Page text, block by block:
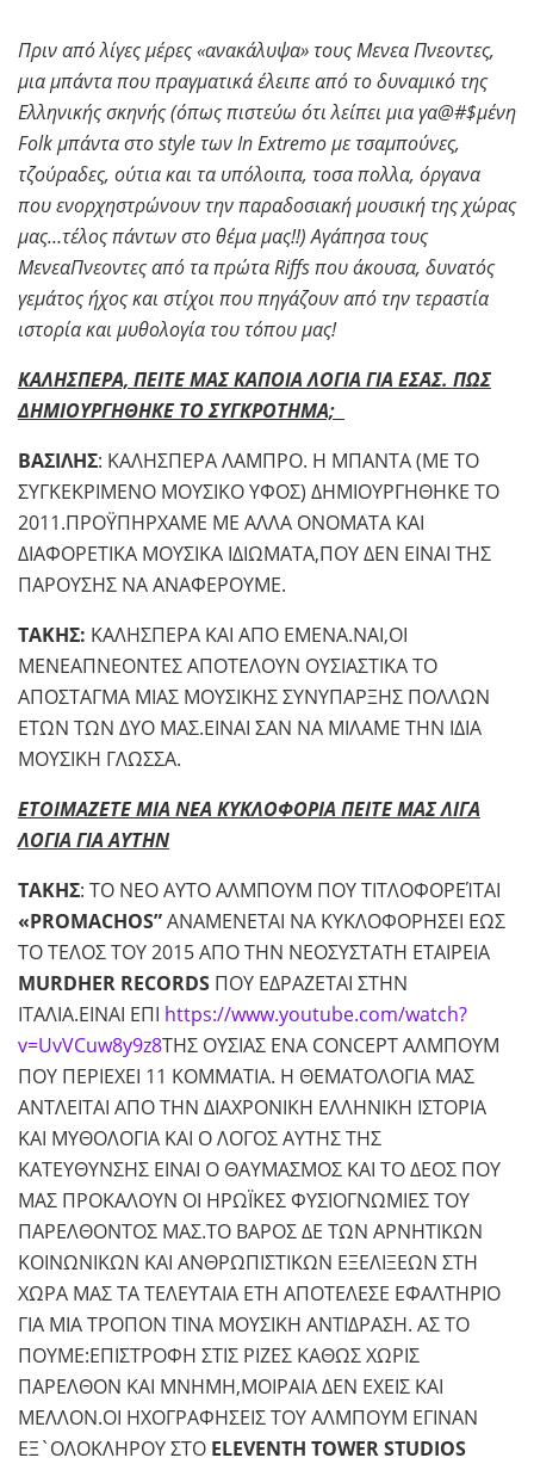
Πριν από λίγες μέρες «ανακάλυψα» τους Μενεα Πνεοντες,
μια μπάντα που πραγματικά έλειπε από το δυναμικό της
Ελληνικής σκηνής (όπως πιστεύω ότι λείπει μια γα@#$μένη
Folk μπάντα στο style των InExtremo με τσαμπούνες,
τζούραδες, ούτια και τα υπόλοιπα, τοσα πολλα, όργανα
που ενορχηστρώνουν την παραδοσιακή μουσική της χώρας
μας…τέλος πάντων στο θέμα μας!!) Αγάπησα τους
ΜενεαΠνεοντες από τα πρώτα Riffs που άκουσα, δυνατός
γεμάτος ήχος και στίχοι που πηγάζουν από την τεραστία
ιστορία και μυθολογία του τόπου μας!
ΚΑΛΗΣΠΕΡΑ, ΠΕΙΤΕ ΜΑΣ ΚΑΠΟΙΑ ΛΟΓΙΑ ΓΙΑ ΕΣΑΣ. ΠΩΣ
ΔΗΜΙΟΥΡΓΗΘΗΚΕ ΤΟ ΣΥΓΚΡΟΤΗΜΑ;
ΒΑΣΙΛΗΣ: ΚΑΛΗΣΠΕΡΑ ΛΑΜΠΡΟ. Η ΜΠΑΝΤΑ (ΜΕ ΤΟ
ΣΥΓΚΕΚΡΙΜΕΝΟ ΜΟΥΣΙΚΟ ΥΦΟΣ) ΔΗΜΙΟΥΡΓΗΘΗΚΕ ΤΟ
2011.ΠΡΟΫΠΗΡΧΑΜΕ ΜΕ ΑΛΛΑ ΟΝΟΜΑΤΑ ΚΑΙ
ΔΙΑΦΟΡΕΤΙΚΑ ΜΟΥΣΙΚΑ ΙΔΙΩΜΑΤΑ,ΠΟΥ ΔΕΝ ΕΙΝΑΙ ΤΗΣ
ΠΑΡΟΥΣΗΣ ΝΑ ΑΝΑΦΕΡΟΥΜΕ.
ΤΑΚΗΣ: ΚΑΛΗΣΠΕΡΑ ΚΑΙ ΑΠΟ ΕΜΕΝΑ.ΝΑΙ,ΟΙ
ΜΕΝΕΑΠΝΕΟΝΤΕΣ ΑΠΟΤΕΛΟΥΝ ΟΥΣΙΑΣΤΙΚΑ ΤΟ
ΑΠΟΣΤΑΓΜΑ ΜΙΑΣ ΜΟΥΣΙΚΗΣ ΣΥΝΥΠΑΡΞΗΣ ΠΟΛΛΩΝ
ΕΤΩΝ ΤΩΝ ΔΥΟ ΜΑΣ.ΕΙΝΑΙ ΣΑΝ ΝΑ ΜΙΛΑΜΕ ΤΗΝ ΙΔΙΑ
ΜΟΥΣΙΚΗ ΓΛΩΣΣΑ.
ΕΤΟΙΜΑΖΕΤΕ ΜΙΑ ΝΕΑ ΚΥΚΛΟΦΟΡΙΑ ΠΕΙΤΕ ΜΑΣ ΛΙΓΑ
ΛΟΓΙΑ ΓΙΑ ΑΥΤΗΝ
ΤΑΚΗΣ: ΤΟ ΝΕΟ ΑΥΤΟ ΑΛΜΠΟΥΜ ΠΟΥ ΤΙΤΛΟΦΟΡΕΊΤΑΙ
«PROMACHOS”ΑΝΑΜΕΝΕΤΑΙ ΝΑ ΚΥΚΛΟΦΟΡΗΣΕΙ ΕΩΣ
ΤΟ ΤΕΛΟΣ ΤΟΥ 2015 ΑΠΟ ΤΗΝ ΝΕΟΣΥΣΤΑΤΗ ΕΤΑΙΡΕΙΑ
MURDHER RECORDS ΠΟΥ ΕΔΡΑΖΕΤΑΙ ΣΤΗΝ
ΙΤΑΛΙΑ.ΕΙΝΑΙ ΕΠΙ https://www.youtube.com/watch?
v=UvVCuw8y9z8ΤΗΣ ΟΥΣΙΑΣ ΕΝΑ CONCEPT ΑΛΜΠΟΥΜ
ΠΟΥ ΠΕΡΙΕΧΕΙ 11 ΚΟΜΜΑΤΙΑ. H ΘΕΜΑΤΟΛΟΓΙΑ ΜΑΣ
ΑΝΤΛΕΙΤΑΙ ΑΠΟ ΤΗΝ ΔΙΑΧΡΟΝΙΚΗ ΕΛΛΗΝΙΚΗ ΙΣΤΟΡΙΑ
ΚΑΙ ΜΥΘΟΛΟΓΙΑ ΚΑΙ Ο ΛΟΓΟΣ ΑΥΤΗΣ ΤΗΣ
ΚΑΤΕΥΘΥΝΣΗΣ ΕΙΝΑΙ Ο ΘΑΥΜΑΣΜΟΣ ΚΑΙ ΤΟ ΔΕΟΣ ΠΟΥ
ΜΑΣ ΠΡΟΚΑΛΟΥΝ ΟΙ ΗΡΩΪΚΕΣ ΦΥΣΙΟΓΝΩΜΙΕΣ ΤΟΥ
ΠΑΡΕΛΘΟΝΤΟΣ ΜΑΣ.ΤΟ ΒΑΡΟΣ ΔΕ ΤΩΝ ΑΡΝΗΤΙΚΩΝ
ΚΟΙΝΩΝΙΚΩΝ ΚΑΙ ΑΝΘΡΩΠΙΣΤΙΚΩΝ ΕΞΕΛΙΞΕΩΝ ΣΤΗ
ΧΩΡΑ ΜΑΣ ΤΑ ΤΕΛΕΥΤΑΙΑ ΕΤΗ ΑΠΟΤΕΛΕΣΕ ΕΦΑΛΤΗΡΙΟ
ΓΙΑ ΜΙΑ ΤΡΟΠΟΝ ΤΙΝΑ ΜΟΥΣΙΚΗ ΑΝΤΙΔΡΑΣΗ. ΑΣ ΤΟ
ΠΟΥΜΕ:ΕΠΙΣΤΡΟΦΗ ΣΤΙΣ ΡΙΖΕΣ ΚΑΘΩΣ ΧΩΡΙΣ
ΠΑΡΕΛΘΟΝ ΚΑΙ ΜΝΗΜΗ,ΜΟΙΡΑΙΑ ΔΕΝ ΕΧΕΙΣ ΚΑΙ
ΜΕΛΛΟΝ.ΟΙ ΗΧΟΓΡΑΦΗΣΕΙΣ ΤΟΥ ΑΛΜΠΟΥΜ ΕΓΙΝΑΝ
ΕΞ`ΟΛΟΚΛΗΡΟΥ ΣΤΟ ELEVENTH TOWERSTUDIOS